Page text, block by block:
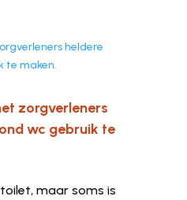
zorgverleners
wc gebruik te
maar soms is